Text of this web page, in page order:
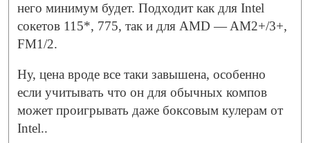
него минимум будет. Подходит как для Intel
сокетов 115*, 775, так и для AMD — AM2+/3+,
FM1/2.
Ну, цена вроде все таки завышена, особенно
если учитывать что он для обычных компов
может проигрывать даже боксовым кулерам от
Intel..